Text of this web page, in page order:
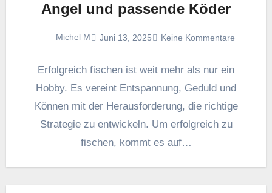
Angel und passende Köder
Michel M Juni 13, 2025 Keine Kommentare
Erfolgreich fischen ist weit mehr als nur ein
Hobby. Es vereint Entspannung, Geduld und
Können mit der Herausforderung, die richtige
Strategie zu entwickeln. Um erfolgreich zu
fischen, kommt es auf…